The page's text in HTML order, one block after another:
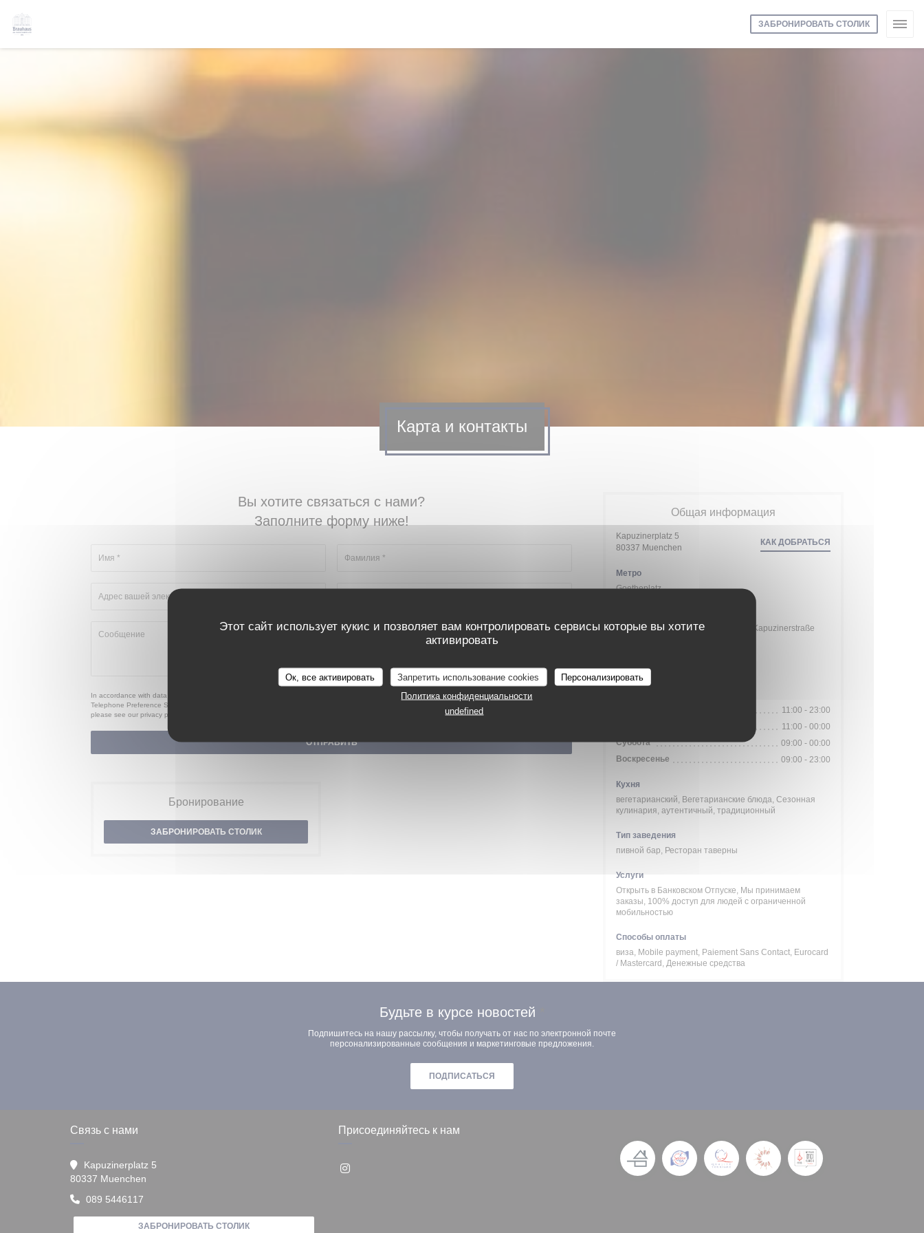
Этот сайт использует кукис и позволяет вам контролировать сервисы которые вы хотите
активировать
Ок, все активировать Запретить использование cookies
Персонализировать
Политика конфиденциальности
undefined
ЗАБРОНИРОВАТЬ СТОЛИК
Карта и контакты
Вы хотите связаться с нами?
Заполните форму ниже!
In accordance with data protection regulations, you have the right to opt out of marketing communications. UK residents can register with the
Telephone Preference Service at
please see our privacy policy
Бронирование
ЗАБРОНИРОВАТЬ СТОЛИК
Общая информация
Kapuzinerplatz 5
80337 Muenchen ((открывается в новом окне))
КАК ДОБРАТЬСЯ
Метро
Goetheplatz
an der Tumblingerstraße und an der Kapuzinerstraße
58
11:00 - 23:00
11:00 - 00:00
Суббота
09:00 - 00:00
Воскресенье
09:00 - 23:00
Кухня
вегетарианский, Вегетарианские блюда, Сезонная
кулинария, аутентичный, традиционный
Тип заведения
пивной бар, Ресторан таверны
Услуги
Открыть в Банковском Отпуске, Мы принимаем
заказы, 100% доступ для людей с ограниченной
мобильностью
Способы оплаты
виза, Mobile payment, Paiement Sans Contact, Eurocard
/ Mastercard, Денежные средства
Будьте в курсе новостей
Подпишитесь на нашу рассылку, чтобы получать от нас по электронной почте
персонализированные сообщения и маркетинговые предложения.
ПОДПИСАТЬСЯ
Связь с нами
Kapuzinerplatz 5
80337 Muenchen
089 5446117
ЗАБРОНИРОВАТЬ СТОЛИК
Присоединяйтесь к нам
Instagram ((открывается в новом окне))